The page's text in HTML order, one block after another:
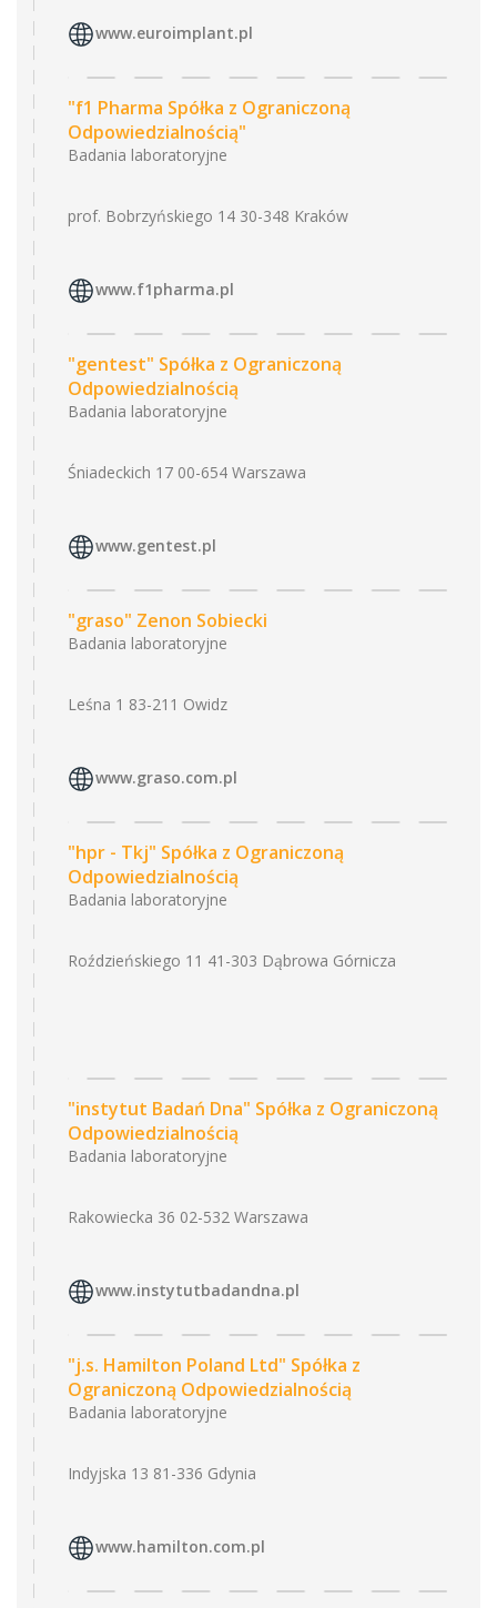
www.euroimplant.pl
"f1 Pharma Spółka z Ograniczoną
Odpowiedzialnością"
Badania laboratoryjne
prof. Bobrzyńskiego 14 30-348 Kraków
www.f1pharma.pl
"gentest" Spółka z Ograniczoną
Odpowiedzialnością
Badania laboratoryjne
Śniadeckich 17 00-654 Warszawa
www.gentest.pl
"graso" Zenon Sobiecki
Badania laboratoryjne
Leśna 1 83-211 Owidz
www.graso.com.pl
"hpr - Tkj" Spółka z Ograniczoną
Odpowiedzialnością
Badania laboratoryjne
Roździeńskiego 11 41-303 Dąbrowa Górnicza
"instytut Badań Dna" Spółka z Ograniczoną
Odpowiedzialnością
Badania laboratoryjne
Rakowiecka 36 02-532 Warszawa
www.instytutbadandna.pl
"j.s. Hamilton Poland Ltd" Spółka z
Ograniczoną Odpowiedzialnością
Badania laboratoryjne
Indyjska 13 81-336 Gdynia
www.hamilton.com.pl